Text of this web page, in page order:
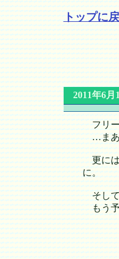
トップに
2011年6月
フリー
…まあ
更には
に。
そして2
もう予